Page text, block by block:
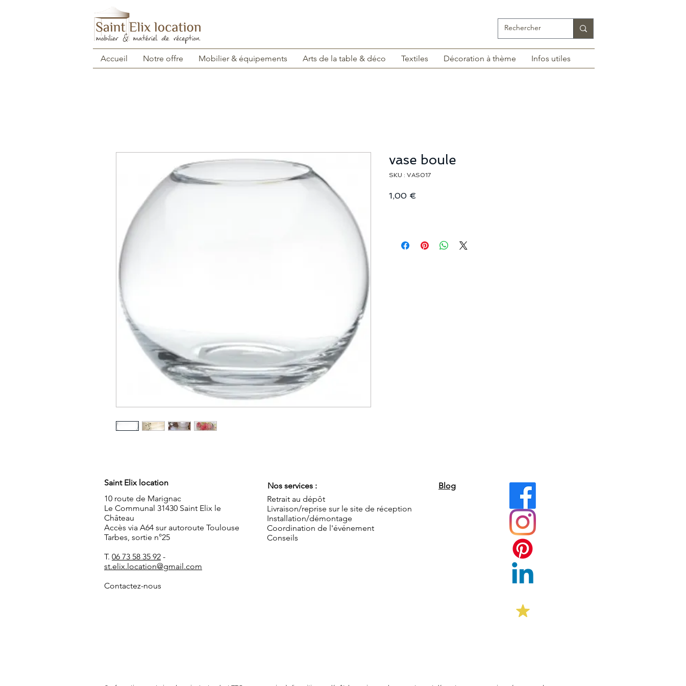
Accueil Notre offre Mobilier & équipements Arts de la table & déco Textiles Décoration à thème Infos utiles
vase boule
SKU : VAS017
1,00 €
Saint Elix location
10 route de Marignac
Le Communal 31430 Saint Elix le
Château
Accès via A64 sur autoroute Toulouse
Tarbes, sortie n°25
T. 06 73 58 35 92 -
st.elix.location@gmail.com
Contactez-nous
Nos services :
Retrait au dépôt
Livraison/reprise sur le site de réception
Installation/démontage
Coordination de l'événement
Conseils
Blog